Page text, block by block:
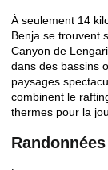
À seulement 14
Benja se trouvent
Canyon de
dans des bassins
paysages
combinent le
thermes pour la